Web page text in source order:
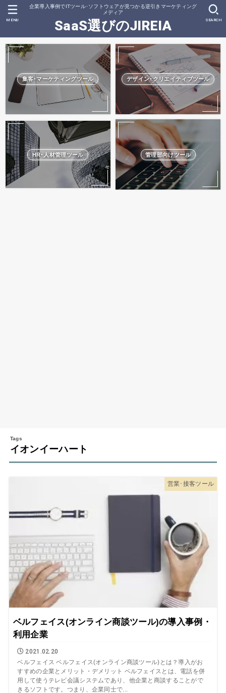
企業導入事例でITツール･ソフトウェアが見つかる逆引きマーケティング
メディア
SaaS選びのJIREIA SEARCH
MENU
集客･マーケティングツール デザイン･クリエイティブツール
HR･人材管理ツール 管理部向けツール
イオンイーハート
営業･接客ツール
ベルフェイス(オンライン商談ツール)の導入事例・
利用企業
2021.02.20
ベルフェイス ベルフェイス(オンライン商談ツール)とは？導入がお
すすめの企業とメリット・デメリット ベルフェイスとは、電話を併
用して使うテレビ会議システムであり、他企業と商談することがで
きるソフトです。つまり、企業同士で...